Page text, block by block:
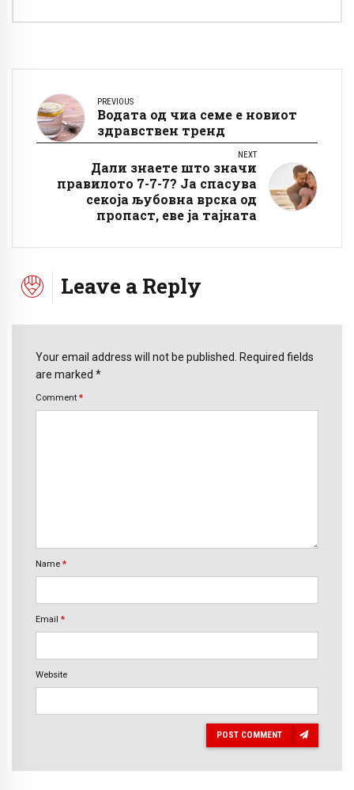
PREVIOUS
Водата од чиа семе е новиот
здравствен тренд
NEXT
Дали знаете што значи
правилото 7-7-7? Ја спасува
секоја љубовна врска од
пропаст, еве ја тајната
Leave a Reply
Your email address will not be published. Required fields
are marked *
Comment *
Name *
Email *
Website
POST COMMENT